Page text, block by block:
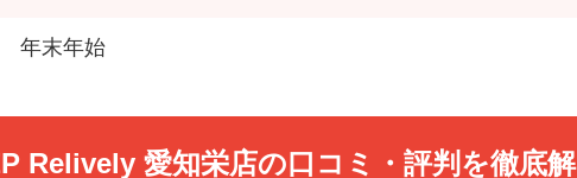
年末年始
Relively 愛知栄店の口コミ・評判を徹底解